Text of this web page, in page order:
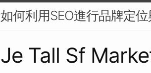
如何利用SEO進行品牌定
Je Tall Sf